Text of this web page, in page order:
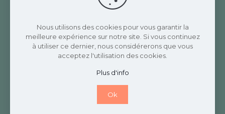
Charlotte Rannaud Recrutement
3 Place de la gare
42410 CHAVANAY
07 82 69 17 58
Nous utilisons des cookies pour vous garantir la
meilleure expérience sur notre site. Si vous continuez
à utiliser ce dernier, nous considérerons que vous
acceptez l'utilisation des cookies.
Plus d'info
Ok